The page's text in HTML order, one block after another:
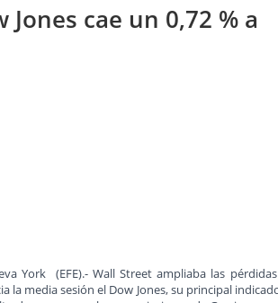
cae un 0,72 % a
York (EFE).- Wall Street ampliaba las
la media sesión el Dow Jones, su principal